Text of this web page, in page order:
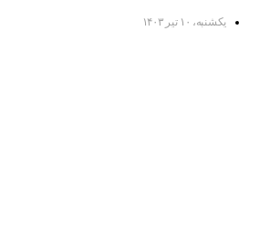
یکشنبه، ۱۰ تیر ۱۴۰۳